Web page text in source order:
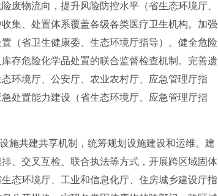
废物流向，提升风险防控水平（省生态环境厅、
集、处置体系覆盖各级各类医疗卫生机构。加强
（省卫生健康委、生态环境厅指导）。健全危险
存危险化学品处置的联合监督检查机制。完善遗
环境厅、公安厅、农业农村厅、应急管理厅指
处置能力建设（省生态环境厅、应急管理厅指
共建共享机制，统筹规划设施建设和运维。建
、交叉互检、联合执法等方式，开展跨区域固体
态环境厅、工业和信息化厅、住房城乡建设厅指